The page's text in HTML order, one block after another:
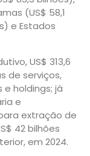
(US$ 58,1
e Estados
US$ 313,6
de serviços,
holdings; já
e
extração de
42 bilhões
em 2024.